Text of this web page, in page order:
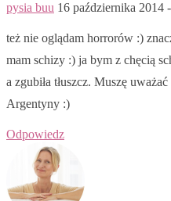
pysia buu 16 października 2014
też nie oglądam horrorów :)
mam schizy :) ja bym z chęcią
a zgubiła tłuszcz. Muszę
Argentyny :)
Odpowiedz